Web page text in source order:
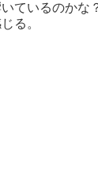
ているのかな
る。